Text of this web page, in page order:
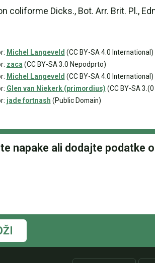
coliforme Dicks., Bot. Arr. Brit. Pl.,
Michel Langeveld (CC BY-SA 4.0 International)
zaca (CC BY-SA 3.0 Nepodprto)
Michel Langeveld (CC BY-SA 4.0 International)
Glen van Niekerk (primordius) (CC BY-SA
jade fortnash (Public Domain)